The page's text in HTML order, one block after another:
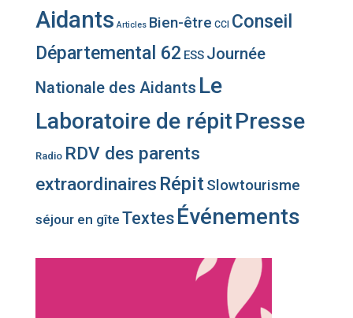
Aidants Articles Bien-être CCI Conseil
Départemental 62 ESS Journée
Nationale des Aidants Le
Laboratoire de répitPresse
Radio RDV des parents
extraordinaires RépitSlowtourisme
séjour en gîte Textes Événements